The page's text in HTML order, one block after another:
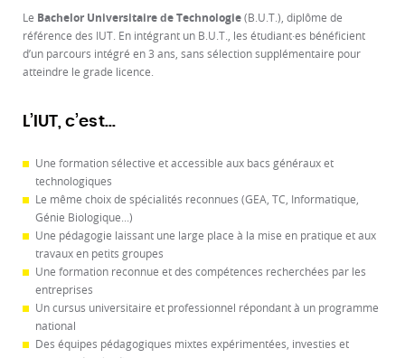
Le Bachelor Universitaire de Technologie(B.U.T.), diplôme de
référence des IUT. En intégrant un B.U.T., les étudiant·es bénéficient
d’un parcours intégré en 3 ans, sans sélection supplémentaire pour
atteindre le grade licence.
L’IUT, c’est...
Une formation sélective et accessible aux bacs généraux et
technologiques
Le même choix de spécialités reconnues (GEA, TC, Informatique,
Génie Biologique...)
Une pédagogie laissant une large place à la mise en pratique et aux
travaux en petits groupes
Une formation reconnue et des compétences recherchées par les
entreprises
Un cursus universitaire et professionnel répondant à un programme
national
Des équipes pédagogiques mixtes expérimentées, investies et